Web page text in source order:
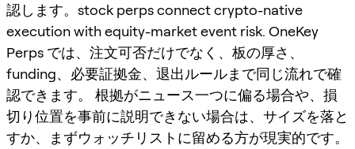
認します。stock perps connect crypto-native
execution with equity-market event risk. OneKey
Perps では、注文可否だけでなく、板の厚さ、
funding、必要証拠金、退出ルールまで同じ流れで確
認できます。 根拠がニュース一つに偏る場合や、損
切り位置を事前に説明できない場合は、サイズを落と
すか、まずウォッチリストに留める方が現実的です。